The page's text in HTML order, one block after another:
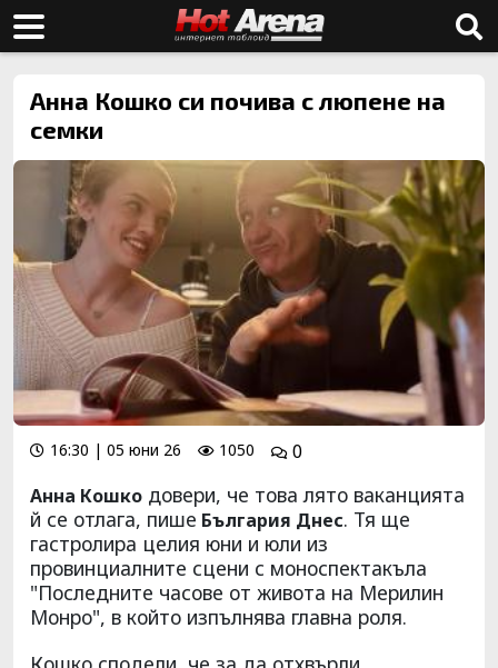
Анна Кошко си почива с люпене на
семки
16:30 | 05 юни 26 1050
0
Анна Кошко довери, че това лято ваканцията
й се отлага, пише България Днес. Тя ще
гастролира целия юни и юли из
провинциалните сцени с моноспектакъла
"Последните часове от живота на Мерилин
Монро", в който изпълнява главна роля.